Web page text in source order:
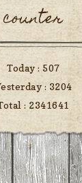
counter
Today : 507
: 3204
: 2341641